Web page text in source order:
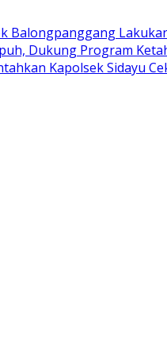
Balongpanggang
Dukung Program
Kapolsek Sidayu